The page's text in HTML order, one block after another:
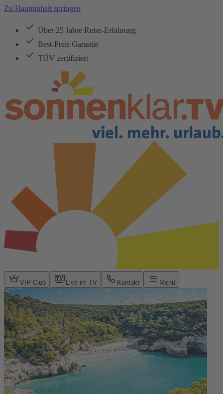
Zu Hauptinhalt springen
Über 25 Jahre Reise-Erfahrung
Best-Preis Garantie
TÜV zertifiziert
VIP Club Live im TV Kontakt Menü